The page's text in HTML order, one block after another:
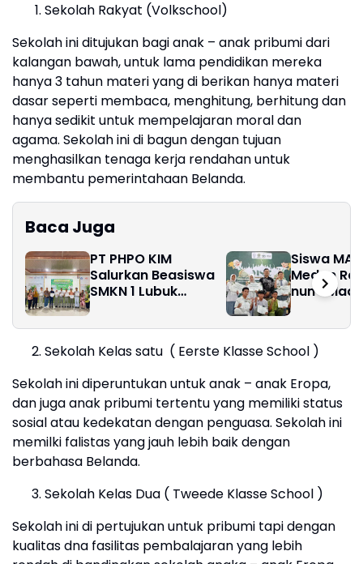
Sekolah Rakyat (Volkschool)
Sekolah ini ditujukan bagi anak – anak pribumi dari
kalangan bawah, untuk lama pendidikan mereka
hanya 3 tahun materi yang di berikan hanya materi
dasar seperti membaca, menghitung, berhitung dan
hanya sedikit untuk mempelajaran moral dan
agama. Sekolah ini di bagun dengan tujuan
menghasilkan tenaga kerja rendahan untuk
membantu pemerintahaan Belanda.
Baca Juga
PT PHPO KIM
Salurkan Beasiswa
SMKN 1 Lubuk
Siswa
Medan
nun 1
(MSO)
Sekolah Kelas satu ( Eerste Klasse School )
Sekolah ini diperuntukan untuk anak – anak Eropa,
dan juga anak pribumi tertentu yang memiliki status
sosial atau kedekatan dengan penguasa. Sekolah ini
memilki falistas yang jauh lebih baik dengan
berbahasa Belanda.
Sekolah Kelas Dua ( Tweede Klasse School )
Sekolah ini di pertujukan untuk pribumi tapi dengan
kualitas dna fasilitas pembalajaran yang lebih